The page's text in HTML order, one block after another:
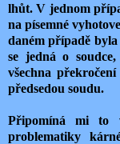
lhůt. V jednom
na písemné
daném případě
se jedná o
všechna
předsedou soudu.
Připomíná mi to
problematiky